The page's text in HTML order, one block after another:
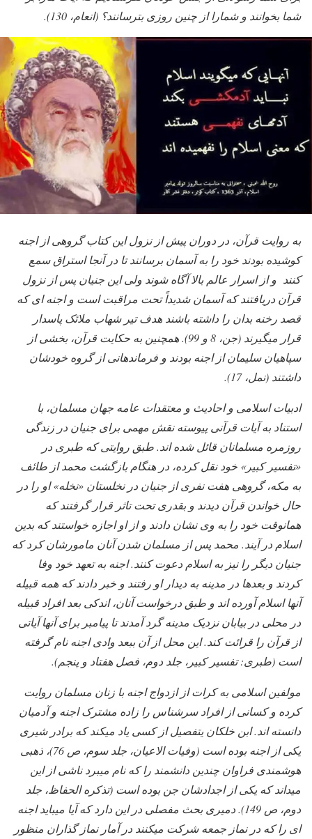
شما بخوانند و شمارا از چنین روزی بترسانند؟ (انعام، 130).
به روایت قرآن، در دوران پیش از نزول این کتاب گروهی از اجنه
کوشیده بودند خود را به آسمان برسانند تا در آنجا استراق سمع
کنند و از اسرار عالم بالا آگاه شوند ولی این جنیان پس از نزول
قرآن دریافتند که آسمان شدیداً تحت مراقبت است و اجنه ای که
قصد رخنه بدان را داشته باشند هدف تیر شهاب ملائک پاسدار
قرار میگیرند (جن، 8 و 99). همچنین به حکایت قرآن، بخشی از
سپاهیان سلیمان از اجنه بودند و فرماندهانی از گروه خودشان
داشتند (نمل، 17).
ادبیات اسلامی و احادیث و معتقدات عامه جهان مسلمان، با
استناد به آیات قرآنی پیوسته نقش مهمی برای جنیان در زندگی
روزمره مسلمانان قائل شده اند. طبق روایتی که طبری در
«تفسیر کبیر» خود نقل کرده، در هنگام بازگشت محمد از طائف
به مکه، گروهی هفت نفری از جنیان در نخلستان «نخله» او را در
حال خواندن قرآن دیدند و بقدری تحت تاثر قرار گرفتند که
همانوقت خود را به وی نشان دادند و از او اجازه خواستند که بدین
اسلام در آیند. محمد پس از مسلمان شدن آنان مامورشان کرد که
جنیان دیگر را نیز به اسلام دعوت کنند. اجنه به تعهد خود وفا
کردند و بعدها در مدینه به دیدار او رفتند و خبر دادند که همه قبیله
آنها اسلام آورده اند و طبق درخواست آنان، اندکی بعد افراد قبیله
در محلی در بیابان نزدیک مدینه گرد آمدند تا پیامبر برای آنها آیاتی
از قرآن را قرائت کند. این محل از آن ببعد وادی اجنه نام گرفته
است (طبری: تفسیر کبیر، جلد دوم، فصل هفتاد و پنجم).
مولفین اسلامی به کرات از ازدواج اجنه با زنان مسلمان روایت
کرده و کسانی از افراد سرشناس را زاده مشترک اجنه و آدمیان
دانسته اند. ابن خلکان یتفصیل از کسی یاد میکند که برادر شیری
یکی از اجنه بوده است (وفیات الاعیان، جلد سوم، ص 76)، ذهبی
هوشمندی فراوان چندین دانشمند را که نام میبرد ناشی از این
میداند که یکی از اجدادشان جن بوده است (تذکره الحفاظ، جلد
دوم، ص 149). دمیری بحث مفصلی در این دارد که آیا میباید اجنه
ای را که در نماز جمعه شرکت میکنند در آمار نماز گذاران منظور